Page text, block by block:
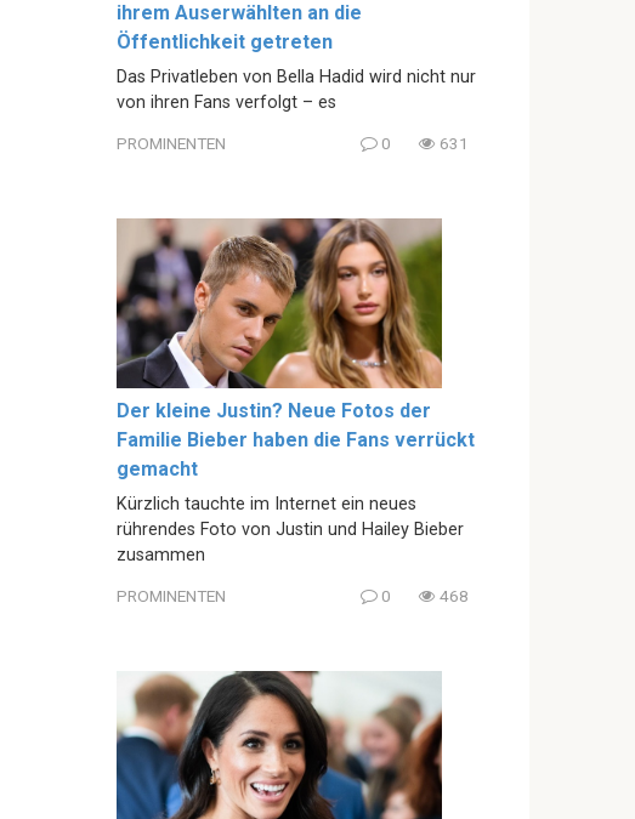
ihrem Auserwählten an die
Öffentlichkeit getreten
Das Privatleben von Bella Hadid wird nicht nur
von ihren Fans verfolgt – es
PROMINENTEN 0 631
Der kleine Justin? Neue Fotos der
Familie Bieber haben die Fans verrückt
gemacht
Kürzlich tauchte im Internet ein neues
rührendes Foto von Justin und Hailey Bieber
zusammen
PROMINENTEN 0 468